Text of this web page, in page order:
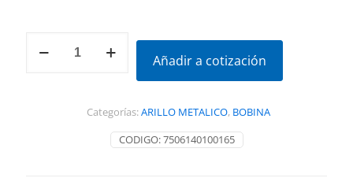
Añadir a cotización
CODIGO:7506140100165
Categorías:ARILLO METALICO, BOBINA